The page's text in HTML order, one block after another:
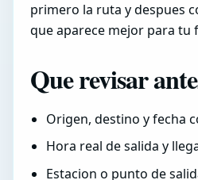
primero la ruta y despues
que aparece mejor para tu
Que revisar
Origen, destino y fecha
Hora real de salida y
Estacion o punto de